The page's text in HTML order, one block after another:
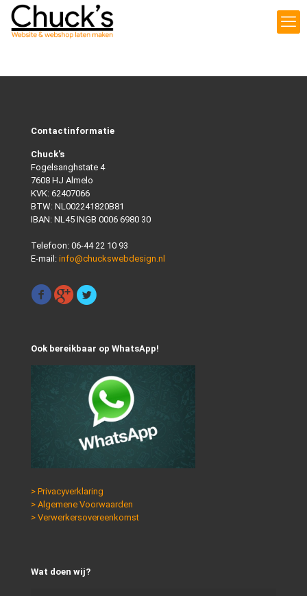
Contactinformatie
Chuck's
Fogelsanghstate 4
7608 HJ Almelo
KVK: 62407066
BTW: NL002241820B81
IBAN: NL45 INGB 0006 6980 30
Telefoon: 06-44 22 10 93
E-mail: info@chuckswebdesign.nl
Ook bereikbaar op WhatsApp!
> Privacyverklaring
> Algemene Voorwaarden
> Verwerkersovereenkomst
Wat doen wij?